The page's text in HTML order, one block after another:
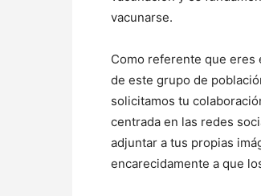
vacunarse.
Como referente que eres
de este grupo de
solicitamos tu
centrada en las redes
adjuntar a tus propias
encarecidamente a que